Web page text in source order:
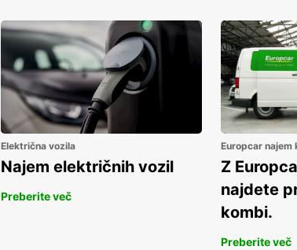
Električna vozila
Najem električnih vozil
Preberite več
Europcar najem
Z
najdete
kombi.
Preberite več